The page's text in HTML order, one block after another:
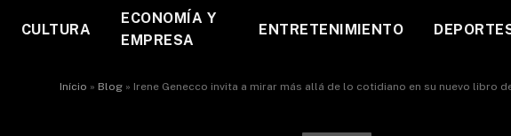
CULTURA
ECONOMÍA Y
EMPRESA
ENTRETENIMIENTO
Início » Blog» Irene Genecco invita a mirar más allá de lo cotidiano en su nuevo libro